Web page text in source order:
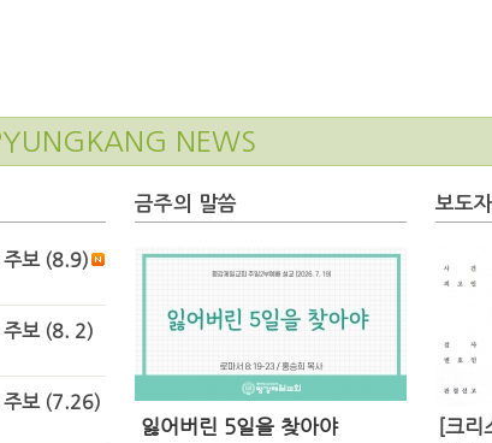
NEWS
보 (8.9)
보 (8. 2)
주보 (7.26)
금주의 말씀
잃어버린 5일을 찾아야
보도
[크리